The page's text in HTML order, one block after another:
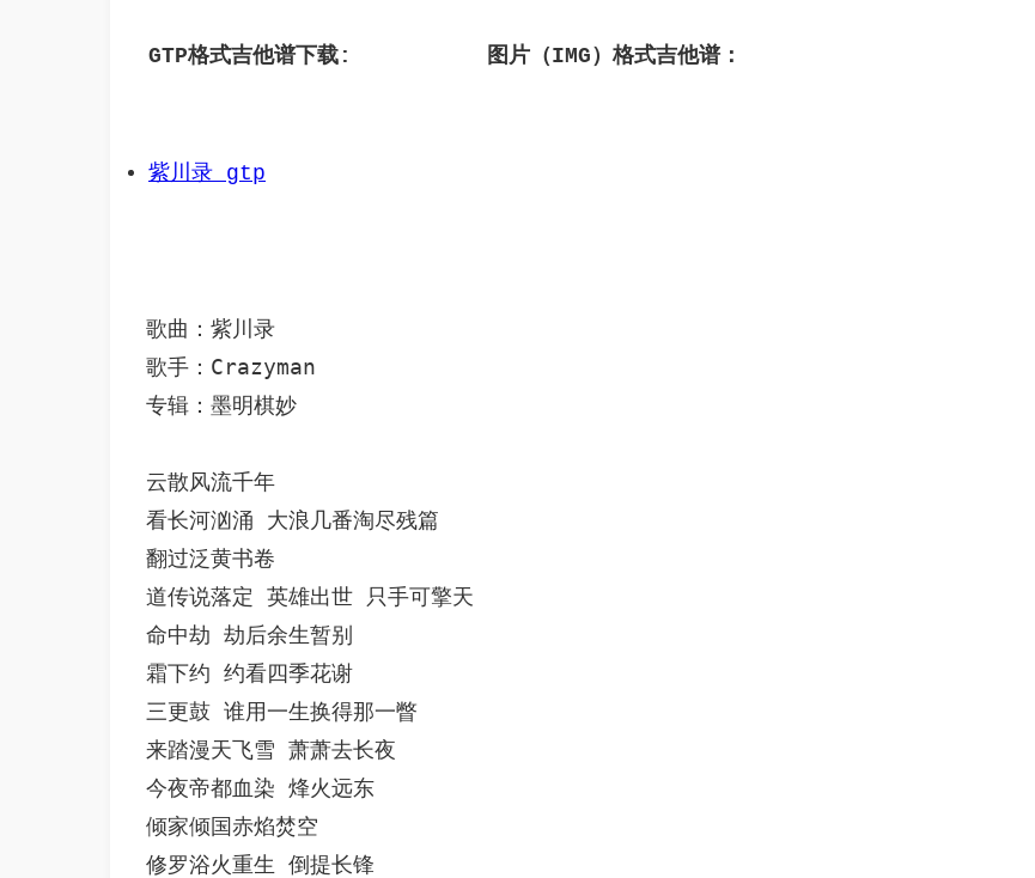
GTP格式吉他谱下载: 图片（IMG）格式吉他谱：
紫川录 gtp
歌曲：紫川录
歌手：Crazyman
专辑：墨明棋妙
云散风流千年
看长河汹涌 大浪几番淘尽残篇
翻过泛黄书卷
道传说落定 英雄出世 只手可擎天
命中劫 劫后余生暂别
霜下约 约看四季花谢
三更鼓 谁用一生换得那一瞥
来踏漫天飞雪 萧萧去长夜
今夜帝都血染 烽火远东
倾家倾国赤焰焚空
修罗浴火重生 倒提长锋